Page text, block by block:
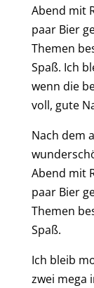
Abend mit
paar Bier
Themen
Spaß. Ich
wenn die
voll, gute
Nach dem
Abend mit
paar Bier
Themen
Spaß.
Ich bleib
zwei mega